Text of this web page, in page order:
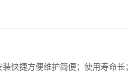
捷方便维护简便；使用寿命长